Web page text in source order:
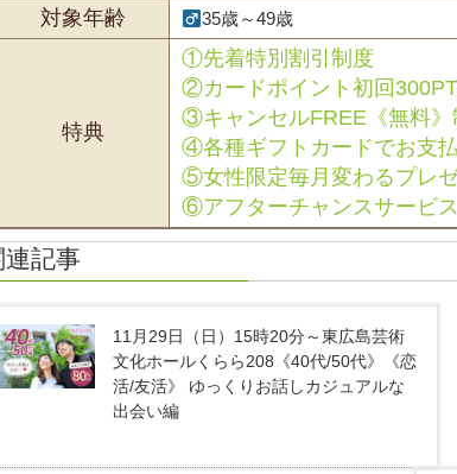
対象年齢 35歳～49歳
特典
①先着特別割引制度
②カードポイント初回
③キャンセルFREE《無料》
④各種ギフトカードでお支
⑤女性限定毎月変わるプレ
⑥アフターチャンスサービス
連記事
11月29日（日）15時20分～東広島芸術
文化ホールくらら208《40代/50代》《恋
活/友活》 ゆっくりお話しカジュアルな
出会い編